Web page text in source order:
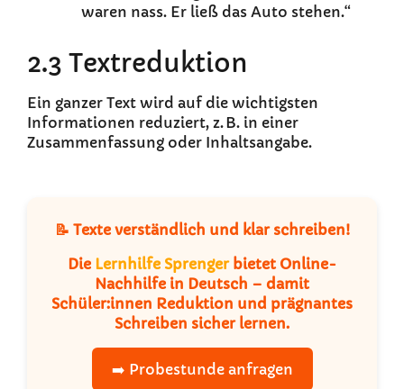
waren nass. Er ließ das Auto stehen.“
2.3 Textreduktion
Ein ganzer Text wird auf die wichtigsten
Informationen reduziert, z. B. in einer
Zusammenfassung oder Inhaltsangabe.
📝 Texte verständlich und klar schreiben!
Die Lernhilfe Sprengerbietet Online-
Nachhilfe in Deutsch – damit
Schüler:innen Reduktion und prägnantes
Schreiben sicher lernen.
➡️ Probestunde anfragen